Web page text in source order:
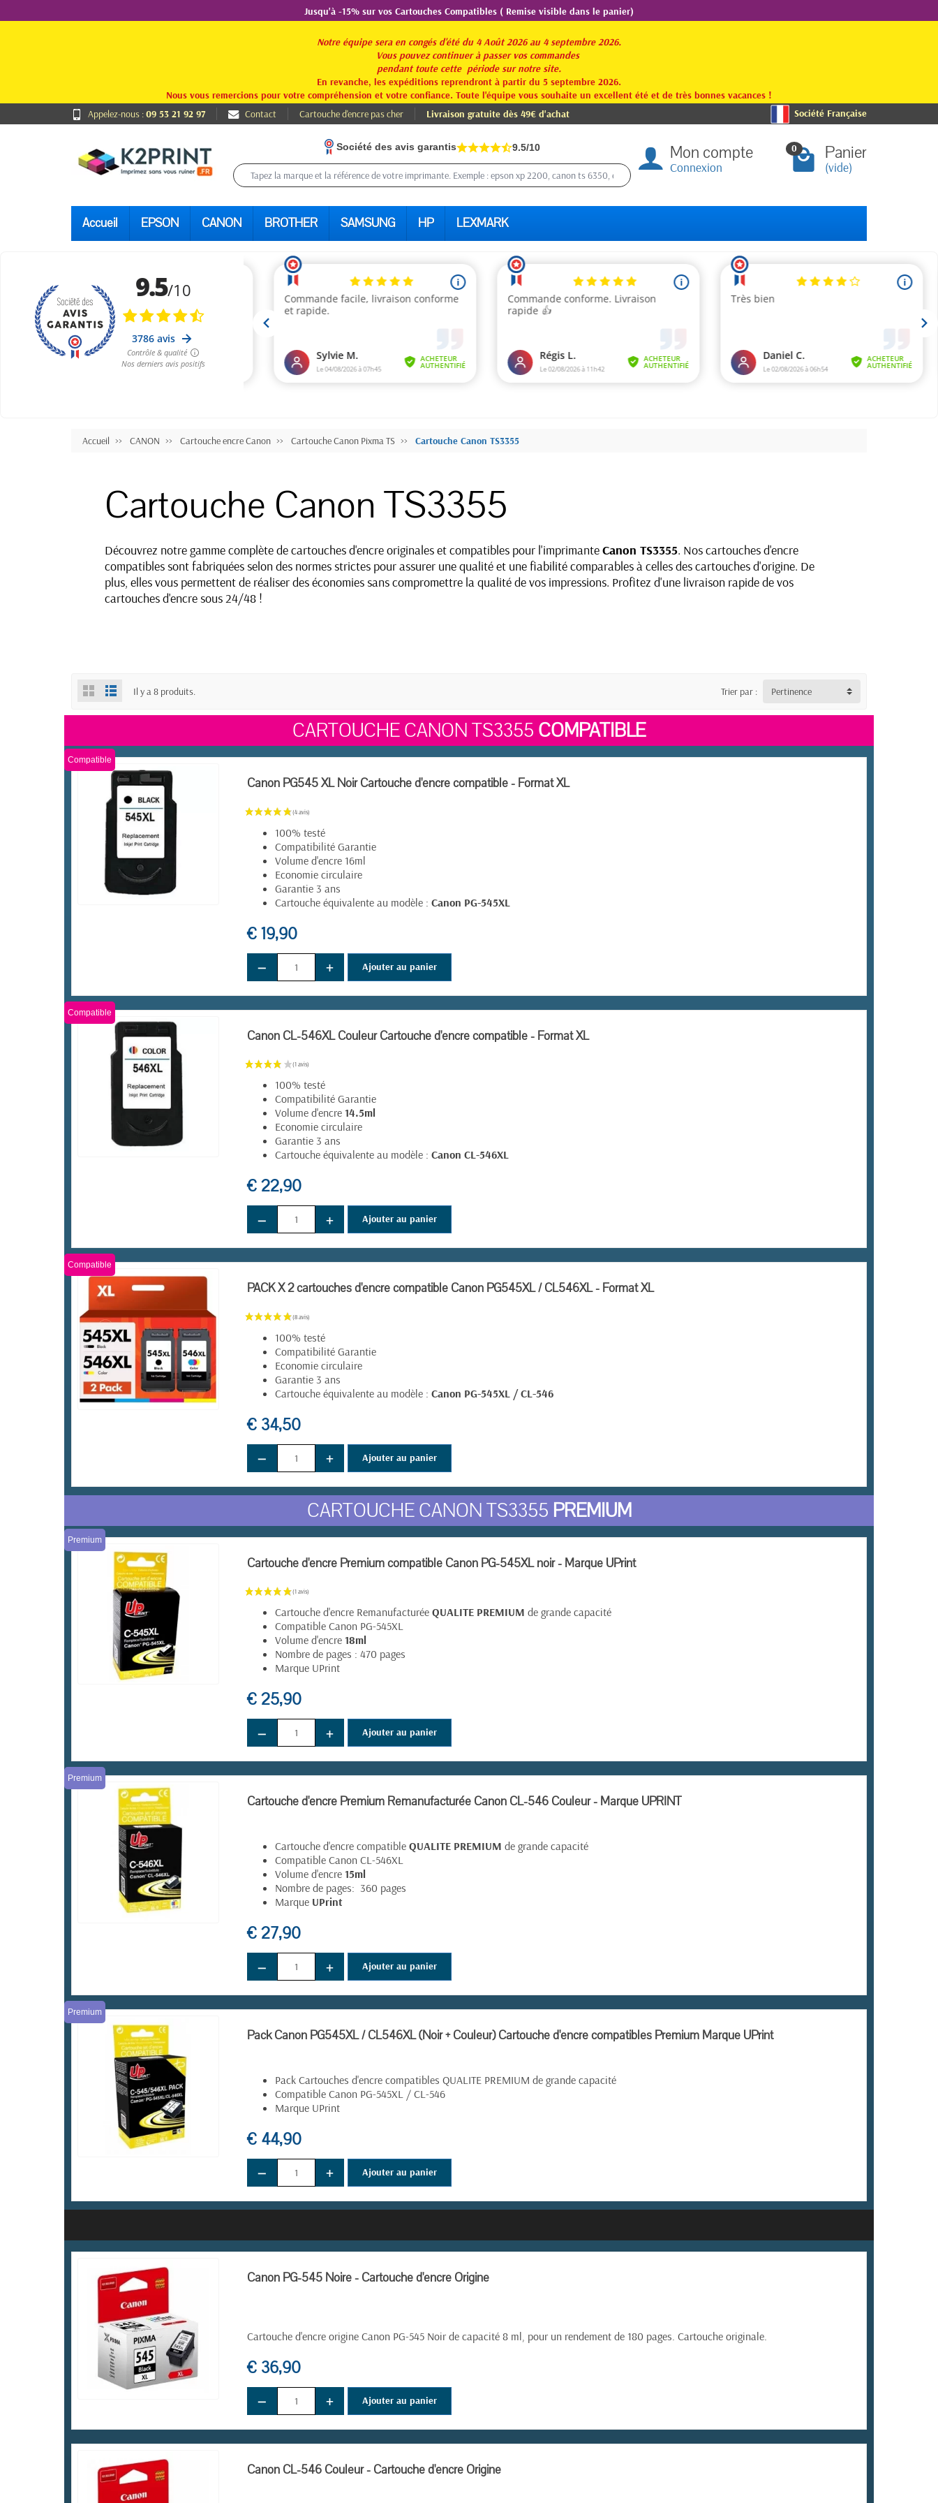
Jusqu'à -15% sur vos Cartouches Compatibles ( Remise visible dans le panier)
Notre équipe sera en congés d'été du 4 Août 2026 au 4 septembre 2026.
Vous pouvez continuer à passer vos commandes
pendant toute cette période sur notre site.
En revanche, les expéditions reprendront à partir du 5 septembre 2026.
Nous vous remercions pour votre compréhension et votre confiance. Toute l'équipe vous souhaite un excellent été et de très bonnes vacances !
Appelez-nous :09 53 21 92 97 Contact Cartouche d'encre pas cher Livraison gratuite dès 49€ d'achat Société Française
Société des avis garantis 9.5/10 Mon compte
Connexion
0 Panier
(vide)
Accueil EPSON CANON BROTHER SAMSUNG HP LEXMARK
Accueil CANON Cartouche encre Canon Cartouche Canon Pixma TS Cartouche Canon TS3355
Cartouche Canon TS3355
Découvrez notre gamme complète de cartouches d'encre originales et compatibles pour l'imprimanteCanon TS3355. Nos cartouches d'encre
compatibles sont fabriquées selon des normes strictes pour assurer une qualité et une fiabilité comparables à celles des cartouches d'origine. De
plus, elles vous permettent de réaliser des économies sans compromettre la qualité de vos impressions. Profitez d'une livraison rapide de vos
cartouches d'encre sous 24/48 !
Il y a 8 produits. Trier par : Pertinence
CARTOUCHE CANON TS3355 COMPATIBLE
Compatible
Canon PG545 XL Noir Cartouche d'encre compatible - Format XL
100% testé
Compatibilité Garantie
Volume d'encre 16ml
Economie circulaire
Garantie 3 ans
Cartouche équivalente au modèle : Canon PG-545XL
€ 19,90
− + Ajouter au panier
Compatible
Canon CL-546XL Couleur Cartouche d'encre compatible - Format XL
100% testé
Compatibilité Garantie
Volume d'encre 14.5ml
Economie circulaire
Garantie 3 ans
Cartouche équivalente au modèle : Canon CL-546XL
€ 22,90
− + Ajouter au panier
Compatible
PACK X 2 cartouches d'encre compatible Canon PG545XL / CL546XL - Format XL
100% testé
Compatibilité Garantie
Economie circulaire
Garantie 3 ans
Cartouche équivalente au modèle : Canon PG-545XL / CL-546
€ 34,50
− + Ajouter au panier
CARTOUCHE CANON TS3355 PREMIUM
Premium
Cartouche d'encre Premium compatible Canon PG-545XL noir - Marque UPrint
Cartouche d'encre Remanufacturée QUALITE PREMIUM de grande capacité
Compatible Canon PG-545XL
Volume d'encre 18ml
Nombre de pages : 470 pages
Marque UPrint
€ 25,90
− + Ajouter au panier
Premium
Cartouche d'encre Premium Remanufacturée Canon CL-546 Couleur - Marque UPRINT
Cartouche d'encre compatible QUALITE PREMIUM de grande capacité
Compatible Canon CL-546XL
Volume d'encre 15ml
Nombre de pages: 360 pages
Marque UPrint
€ 27,90
− + Ajouter au panier
Premium
Pack Canon PG545XL / CL546XL (Noir + Couleur) Cartouche d'encre compatibles Premium Marque UPrint
Pack Cartouches d'encre compatibles QUALITE PREMIUM de grande capacité
Compatible Canon PG-545XL / CL-546
Marque UPrint
€ 44,90
− + Ajouter au panier
Canon PG-545 Noire - Cartouche d'encre Origine
Cartouche d'encre origine Canon PG-545 Noir de capacité 8 ml, pour un rendement de 180 pages. Cartouche originale.
€ 36,90
− + Ajouter au panier
Canon CL-546 Couleur - Cartouche d'encre Origine